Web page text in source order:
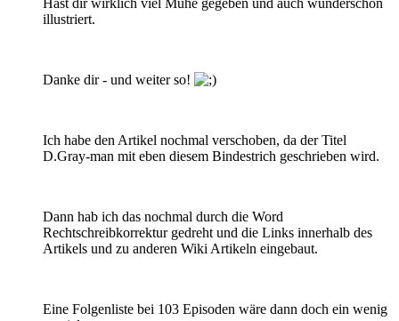
illustriert.
Danke dir - und weiter so!
Ich habe den Artikel nochmal verschoben, da der Titel
D.Gray-man mit eben diesem Bindestrich geschrieben wird.
Dann hab ich das nochmal durch die Word
Rechtschreibkorrektur gedreht und die Links innerhalb des
Artikels und zu anderen Wiki Artikeln eingebaut.
Eine Folgenliste bei 103 Episoden wäre dann doch ein wenig